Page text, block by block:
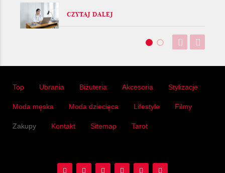
CZYTAJ DALEJ
Top Ubrania Biżuteria Akcesoria Stylizacje
Moda męska Moda dziecięca Lifestyle Filmy
Zakupy Kontakt Sitemap Tarot